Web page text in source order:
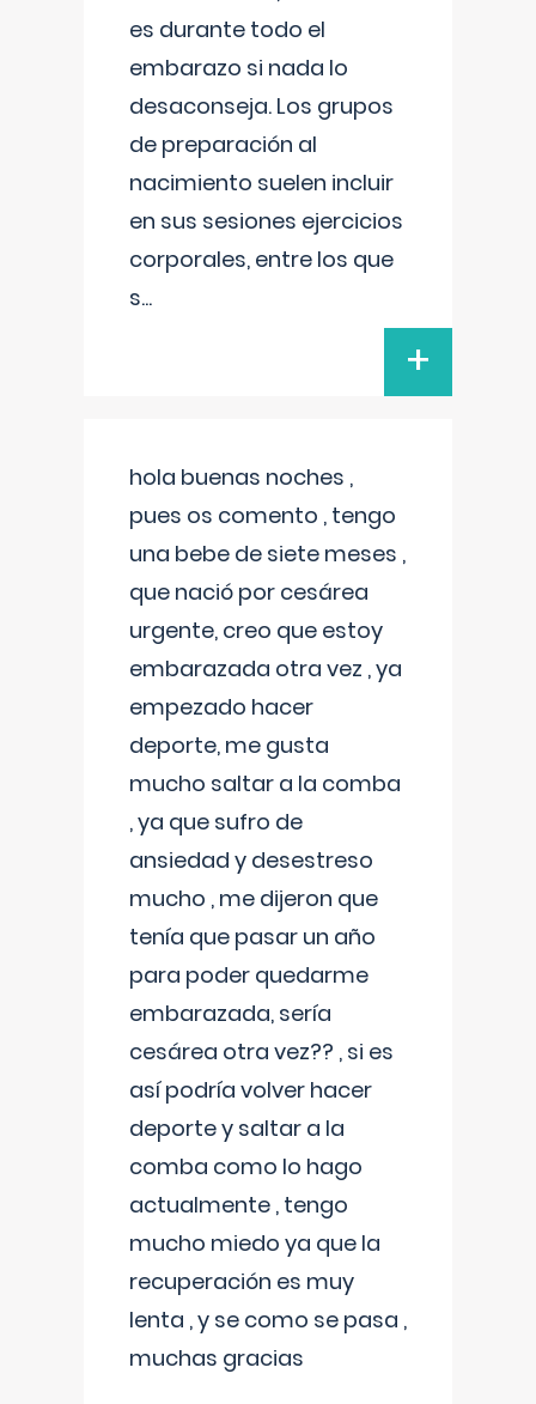
es durante todo el
embarazo si nada lo
desaconseja. Los grupos
de preparación al
nacimiento suelen incluir
en sus sesiones ejercicios
corporales, entre los que
s...
+
hola buenas noches ,
pues os comento , tengo
una bebe de siete meses ,
que nació por cesárea
urgente, creo que estoy
embarazada otra vez , ya
empezado hacer
deporte, me gusta
mucho saltar a la comba
, ya que sufro de
ansiedad y desestreso
mucho , me dijeron que
tenía que pasar un año
para poder quedarme
embarazada, sería
cesárea otra vez?? , si es
así podría volver hacer
deporte y saltar a la
comba como lo hago
actualmente , tengo
mucho miedo ya que la
recuperación es muy
lenta , y se como se pasa ,
muchas gracias